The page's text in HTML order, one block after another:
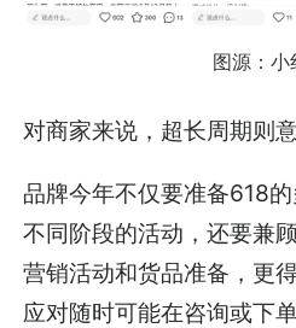
图源：小
对商家来说，超长周期则
品牌今年不仅要准备618
不同阶段的活动，还要兼
营销活动和货品准备，更
应对随时可能在咨询或下单